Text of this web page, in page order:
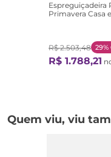
Espreguiçadeira
Primavera Casa
R$ 2.503,48 29%
R$ 1.788,21
Quem viu, viu